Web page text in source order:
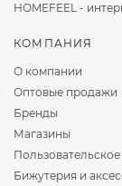
КОМПАНИЯ
О компании
Оптовые продажи
Бренды
Магазины
Бижутерия и
HOMEFEEL -